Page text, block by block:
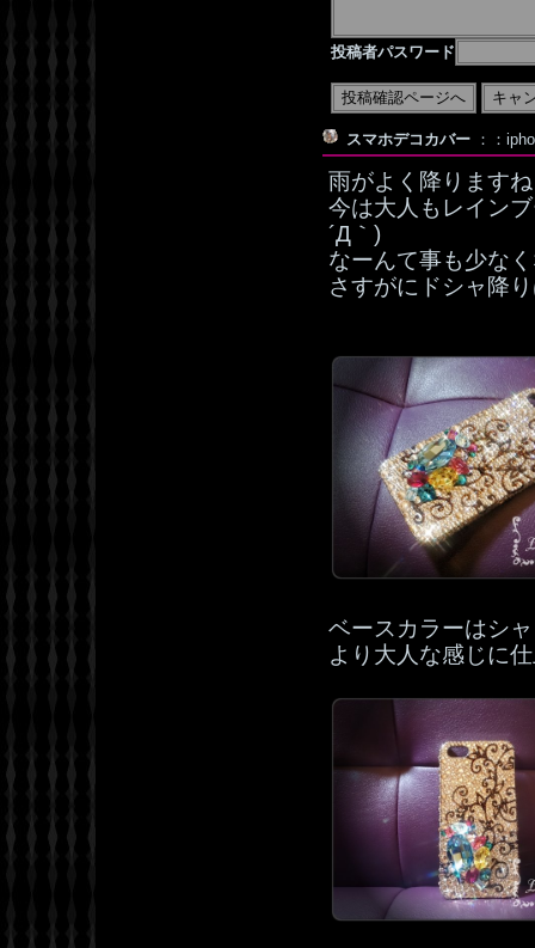
投稿者パスワード
スマホデコカバー ：：
雨がよく降ります
今は大人もレイン
´Д｀)
なーんて事も少な
さすがにドシャ降
ベースカラーはシ
より大人な感じに